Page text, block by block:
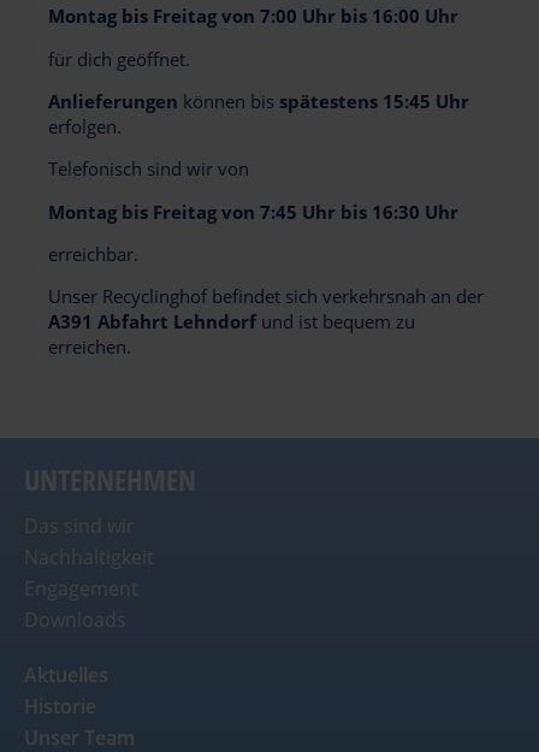
Montag bis Freitag von 7:00 Uhr bis 16:00 Uhr
für dich geöffnet.
Anlieferungen können bis spätestens 15:45 Uhr
erfolgen.
Telefonisch sind wir von
Montag bis Freitag von 7:45 Uhr bis 16:30 Uhr
erreichbar.
Unser Recyclinghof befindet sich verkehrsnah an der
A391 Abfahrt Lehndorf und ist bequem zu
erreichen.
UNTERNEHMEN
Das sind wir
Nachhaltigkeit
Engagement
Downloads
Aktuelles
Historie
Unser Team